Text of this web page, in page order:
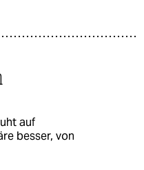
auf
besser, von